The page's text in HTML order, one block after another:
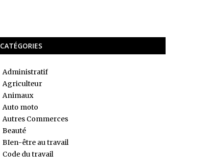
CATÉGORIES
Administratif
Agriculteur
Animaux
Auto moto
Autres Commerces
Beauté
BIen-être au travail
Code du travail